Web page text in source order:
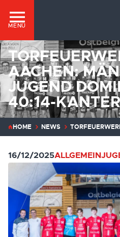
MENÜ
AACHEN:
JUGEND
40:14-
HOME NEWS
16/12/2025ALLGEMEIN